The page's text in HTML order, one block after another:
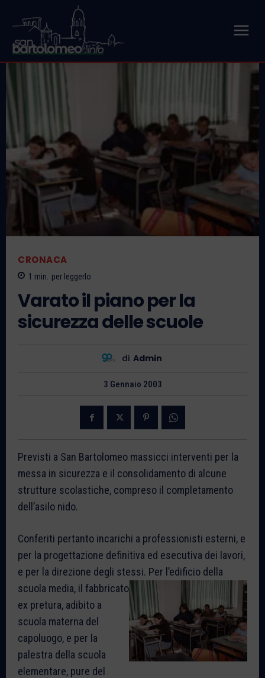
CRONACA
1 min. per leggerlo
Varato il piano per la
sicurezza delle scuole
di Admin
3 Gennaio 2003
Previsti a San Bartolomeo massicci interventi per la
messa in sicurezza e il consolidamento di alcune
strutture scolastiche, compreso il completamento
dell’asilo nido.
Conferiti pertanto incarichi a professionisti esterni, e
per la progettazione definitiva ed esecutiva dei lavori,
e per la direzione degli stessi. Per l’edificio della
scuola media, il fabbricato
ex pretura, adibito a
scuola materna del
capoluogo, e per la
palestra della scuola
elementare, pure del